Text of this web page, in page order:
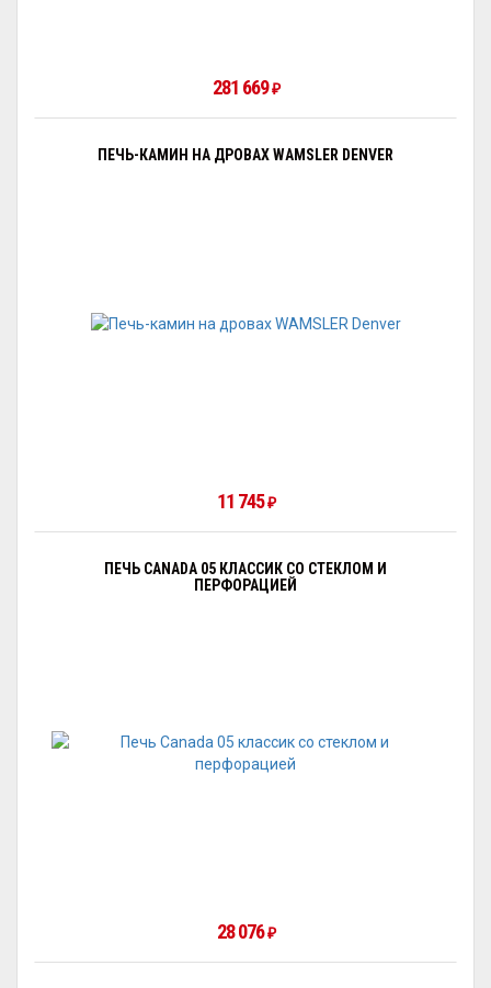
281 669₽
ПЕЧЬ-КАМИН НА ДРОВАХ WAMSLER DENVER
11 745₽
ПЕЧЬ CANADA 05 КЛАССИК СО СТЕКЛОМ И
ПЕРФОРАЦИЕЙ
28 076₽